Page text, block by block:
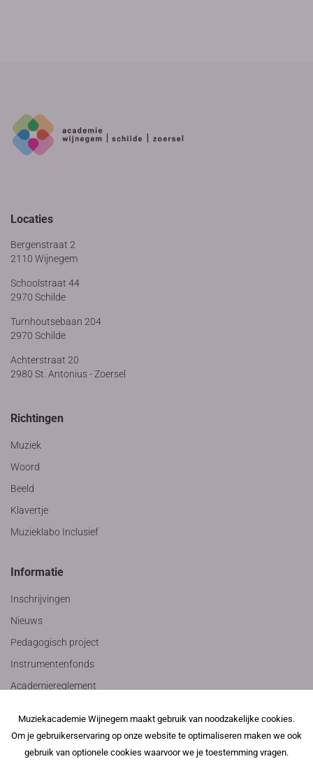
Locaties
Bergenstraat 2
2110 Wijnegem
Schoolstraat 44
2970 Schilde
Turnhoutsebaan 204
2970 Schilde
Achterstraat 20
2980 St. Antonius - Zoersel
Richtingen
Muziek
Woord
Beeld
Klavertje
Muzieklabo Inclusief
Informatie
Inschrijvingen
Nieuws
Pedagogisch project
Instrumentenfonds
Academiereglement
Contact
Muziekacademie Wijnegem maakt gebruik van noodzakelijke cookies.
Om je gebruikerservaring op onze website te optimaliseren maken we ook
gebruik van optionele cookies waarvoor we je toestemming vragen.